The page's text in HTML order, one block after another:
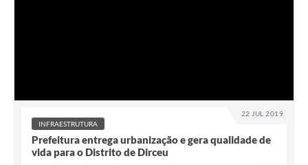
22 JUL 2019
INFRAESTRUTURA
Prefeitura entrega urbanização e gera qualidade de
vida para o Distrito de Dirceu